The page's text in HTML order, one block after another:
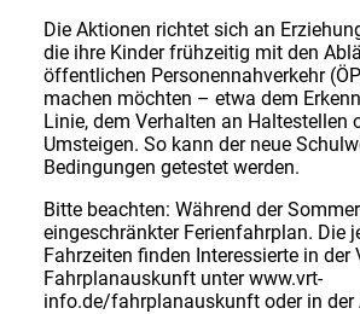
Die Aktionen richtet sich an
die ihre Kinder frühzeitig mit den
öffentlichen Personennahverkehr
machen möchten – etwa dem
Linie, dem Verhalten an Haltestellen
Umsteigen. So kann der neue
Bedingungen getestet werden.
Bitte beachten: Während der
eingeschränkter Ferienfahrplan. Die
Fahrzeiten finden Interessierte in der
Fahrplanauskunft unter www.vrt-
info.de/fahrplanauskunft oder in der